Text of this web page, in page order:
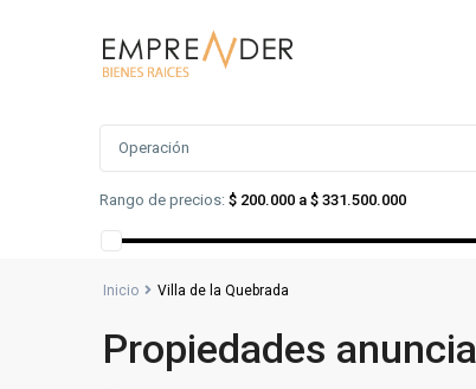
Búsqueda Avanzada
Operación
Rango de precios: $ 200.000 a $ 331.500.000
Inicio Villa de la Quebrada
Propiedades